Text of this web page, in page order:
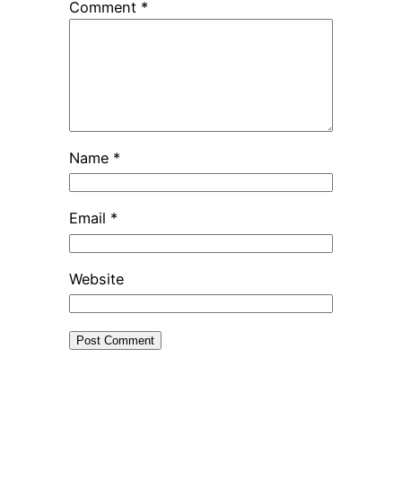
Comment *
Name *
Email *
Website